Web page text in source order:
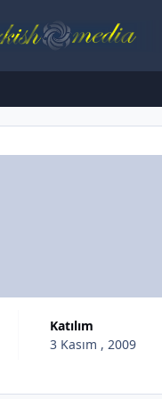
Katılım
3 Kasım , 2009